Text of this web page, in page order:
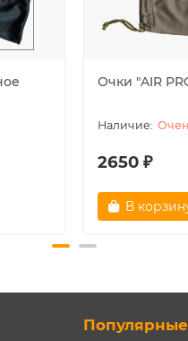
Очки "AIR
2650 ₽
В